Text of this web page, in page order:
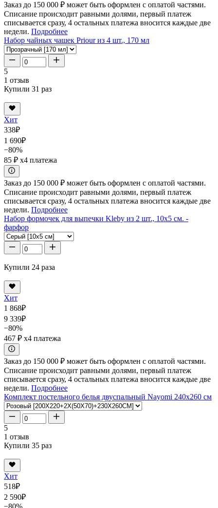
Заказ до 150 000 ₽ может быть оформлен с оплатой частями.
Списание происходит равными долями, первый платеж
списывается сразу, 4 остальных платежа вносится каждые две
недели. Подробнее
Набор чайных чашек Priour из 4 шт., 170 мл
5
1 отзыв
Купили 31 раз
Хит
338₽
1 690₽
−80%
85 ₽ x4 платежа
Заказ до 150 000 ₽ может быть оформлен с оплатой частями.
Списание происходит равными долями, первый платеж
списывается сразу, 4 остальных платежа вносится каждые две
недели. Подробнее
Набор формочек для выпечки Kleby из 2 шт., 10x5 см. -
фарфор
Купили 24 раза
Хит
1 868₽
9 339₽
−80%
467 ₽ x4 платежа
Заказ до 150 000 ₽ может быть оформлен с оплатой частями.
Списание происходит равными долями, первый платеж
списывается сразу, 4 остальных платежа вносится каждые две
недели. Подробнее
Комплект постельного белья двуспальный Nayomi 240x260 см
5
1 отзыв
Купили 35 раз
Хит
518₽
2 590₽